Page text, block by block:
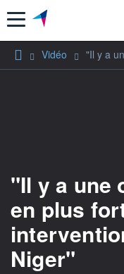
Menu
Vidéo "Il y a
"Il y a une
en plus
Niger"